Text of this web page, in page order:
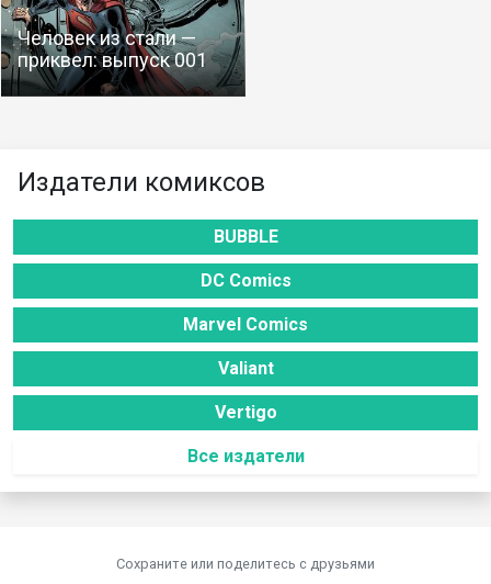
Человек из стали —
приквел: выпуск 001
Издатели комиксов
BUBBLE
DC Comics
Marvel Comics
Valiant
Vertigo
Все издатели
Сохраните или поделитесь c друзьями